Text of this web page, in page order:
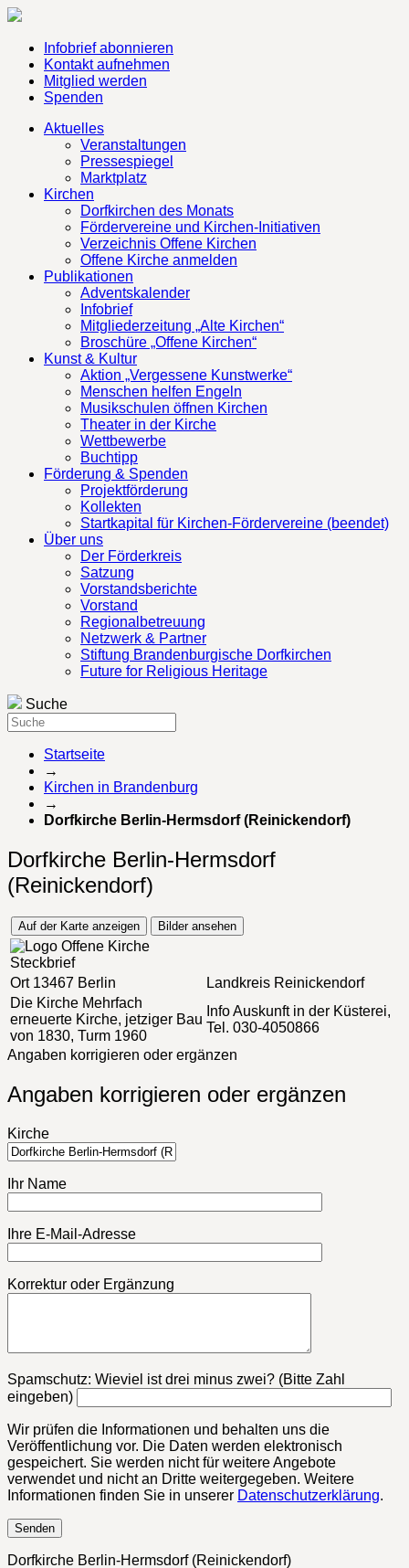
Infobrief abonnieren
Kontakt aufnehmen
Mitglied werden
Spenden
Aktuelles
Veranstaltungen
Pressespiegel
Marktplatz
Kirchen
Dorfkirchen des Monats
Fördervereine und Kirchen-Initiativen
Verzeichnis Offene Kirchen
Offene Kirche anmelden
Publikationen
Adventskalender
Infobrief
Mitgliederzeitung „Alte Kirchen“
Broschüre „Offene Kirchen“
Kunst & Kultur
Aktion „Vergessene Kunstwerke“
Menschen helfen Engeln
Musikschulen öffnen Kirchen
Theater in der Kirche
Wettbewerbe
Buchtipp
Förderung & Spenden
Projektförderung
Kollekten
Startkapital für Kirchen-Fördervereine (beendet)
Über uns
Der Förderkreis
Satzung
Vorstandsberichte
Vorstand
Regionalbetreuung
Netzwerk & Partner
Stiftung Brandenburgische Dorfkirchen
Future for Religious Heritage
Suche
Startseite
→
Kirchen in Brandenburg
→
Dorfkirche Berlin-Hermsdorf (Reinickendorf)
Dorfkirche Berlin-Hermsdorf
(Reinickendorf)
Auf der Karte anzeigen Bilder ansehen
Steckbrief
Ort13467 Berlin Landkreis Reinickendorf
Die Kirche Mehrfach
erneuerte Kirche, jetziger Bau
von 1830, Turm 1960
InfoAuskunft in der Küsterei,
Tel. 030-4050866
Angaben korrigieren oder ergänzen
Angaben korrigieren oder ergänzen
Kirche
Ihr Name
Ihre E-Mail-Adresse
Korrektur oder Ergänzung
Bitte lasse dieses Feld leer.
Spamschutz: Wieviel ist drei minus zwei? (Bitte Zahl
eingeben)
Wir prüfen die Informationen und behalten uns die
Veröffentlichung vor. Die Daten werden elektronisch
gespeichert. Sie werden nicht für weitere Angebote
verwendet und nicht an Dritte weitergegeben. Weitere
Informationen finden Sie in unserer Datenschutzerklärung.
Dorfkirche Berlin-Hermsdorf (Reinickendorf)